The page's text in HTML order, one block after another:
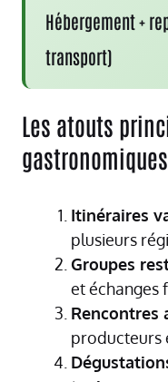
Hébergement +
transport)
Les atouts
Itinéraires
plusieurs
Groupes
et échanges
Rencontres
producteurs